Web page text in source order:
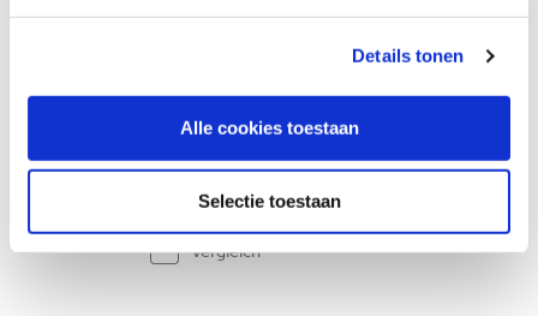
Details tonen
Alle cookies toestaan
Selectie toestaan
Dynaplus Universeelschroef VZ platkop
€ 3,31 ohne MwSt
Auf Lager
Vergleich